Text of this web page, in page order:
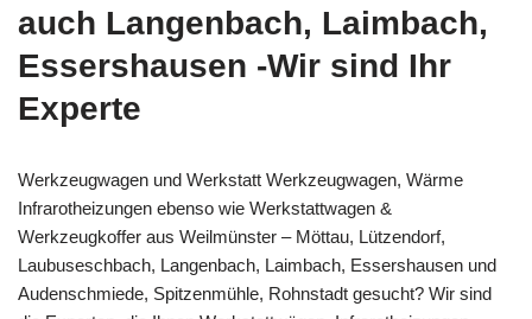
auch Langenbach, Laimbach,
Essershausen -Wir sind Ihr
Experte
Werkzeugwagen und Werkstatt Werkzeugwagen, Wärme
Infrarotheizungen ebenso wie Werkstattwagen &
Werkzeugkoffer aus Weilmünster – Möttau, Lützendorf,
Laubuseschbach, Langenbach, Laimbach, Essershausen und
Audenschmiede, Spitzenmühle, Rohnstadt gesucht? Wir sind